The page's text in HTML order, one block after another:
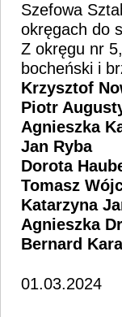
Szefowa
okręgach do
Z okręgu nr
bocheński i
Krzysztof
Piotr
Agnieszka
Jan Ryba
Dorota
Tomasz
Katarzyna
Agnieszka
Bernard
01.03.2024